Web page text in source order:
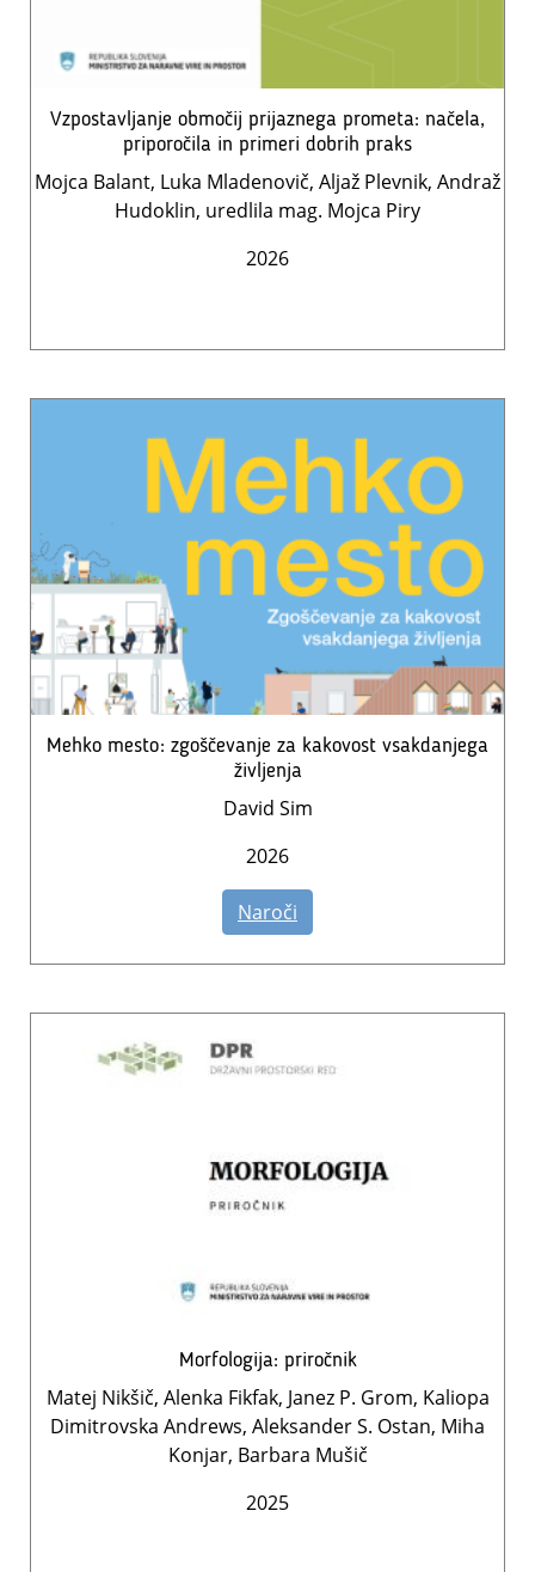
Vzpostavljanje območij prijaznega prometa: načela,
priporočila in primeri dobrih praks
Mojca Balant, Luka Mladenovič, Aljaž Plevnik, Andraž
Hudoklin, uredlila mag. Mojca Piry
2026
Mehko mesto: zgoščevanje za kakovost vsakdanjega
življenja
David Sim
2026
Naroči
Morfologija: priročnik
Matej Nikšič, Alenka Fikfak, Janez P. Grom, Kaliopa
Dimitrovska Andrews, Aleksander S. Ostan, Miha
Konjar, Barbara Mušič
2025